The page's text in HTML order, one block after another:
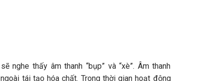
thấy âm thanh “bụp” và “xè”. Âm thanh
tái tạo hóa chất. Trong thời gian hoạt động